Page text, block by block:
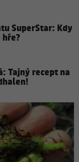
SuperStar: Kdy
hře?
Tajný recept na